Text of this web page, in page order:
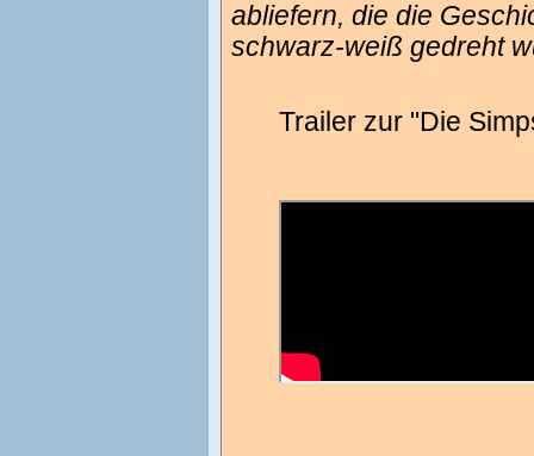
abliefern, die die
schwarz-weiß gedreht
Trailer zur "Die